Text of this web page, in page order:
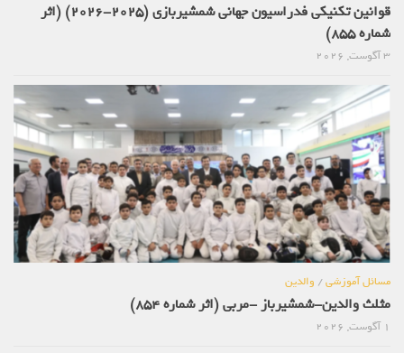
قوانین تکنیکی فدراسیون جهانی شمشیربازی (2025-2026) (اثر
شماره 855)
3 آگوست, 2026
مسائل آموزشی/ والدین
مثلث والدین-شمشیرباز -مربی (اثر شماره 854)
1 آگوست, 2026